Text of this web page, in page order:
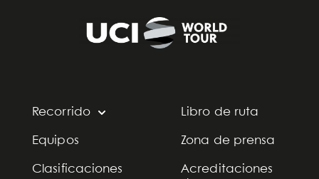
Recorrido
Equipos
Clasificaciones
Libro de ruta
Zona de prensa
Acreditaciones